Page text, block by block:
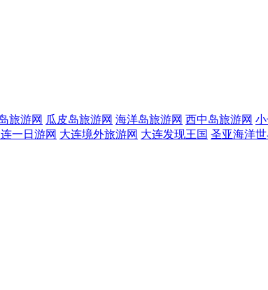
旅游网 瓜皮岛旅游网 海洋岛旅游网 西中岛旅游网
一日游网 大连境外旅游网 大连发现王国 圣亚海洋世